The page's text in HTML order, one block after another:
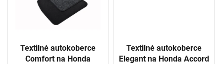
Textilné autokoberce
Comfort na Honda
Textilné autokoberce
Elegant na Honda Accord